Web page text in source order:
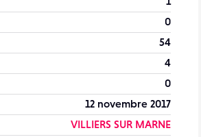
0
54
4
0
12 novembre 2017
VILLIERS SUR MARNE